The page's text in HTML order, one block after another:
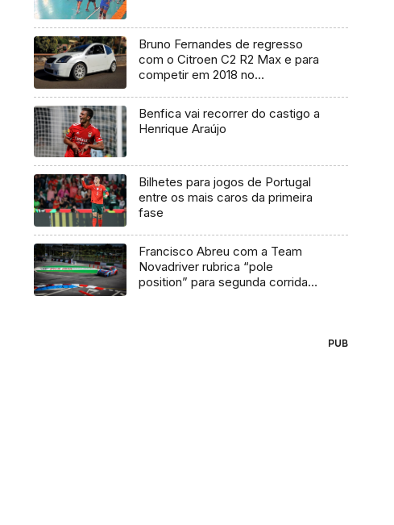
Bruno Fernandes de regresso
com o Citroen C2 R2 Max e para
competir em 2018 no
Benfica vai recorrer do castigo a
Henrique Araújo
Bilhetes para jogos de Portugal
entre os mais caros da primeira
fase
Francisco Abreu com a Team
Novadriver rubrica “pole
position” para segunda corrida
PUB